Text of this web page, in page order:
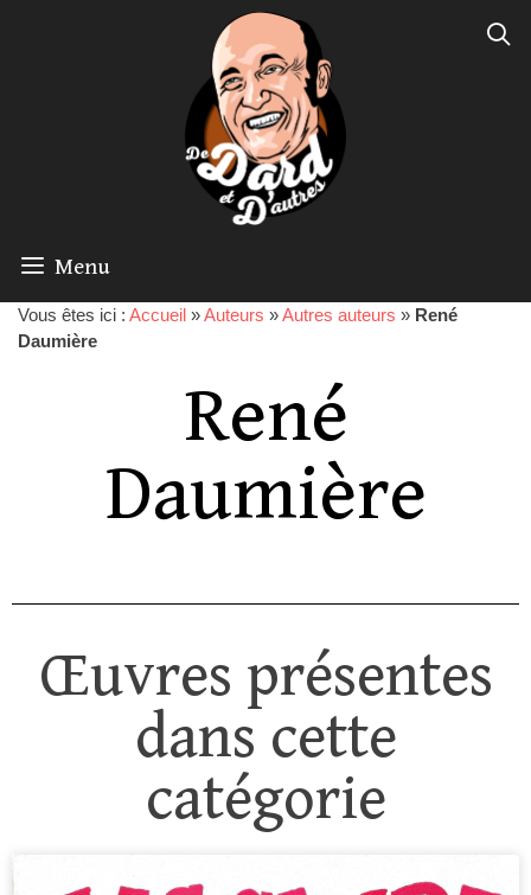
Menu
Vous êtes ici : Accueil »Auteurs »Autres auteurs » René
Daumière
René
Daumière
Œuvres présentes
dans cette
catégorie